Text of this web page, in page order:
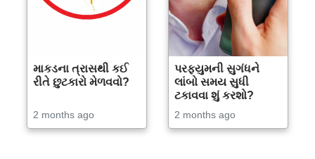
માકડના ત્રાસથી કઈ
રીતે છુટકારો મેળવવો?
2 months ago
પરફ્યુમની સુગંધને
લાંબો સમય સુધી
ટકાવવા શું કરશો?
2 months ago